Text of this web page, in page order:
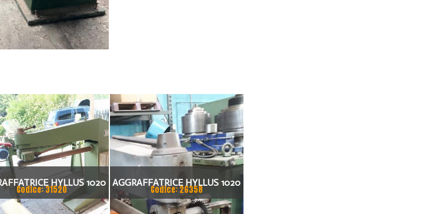
HYLLUS 1020
X 1 MM ANNO 2001
Codice: 31520
AGGRAFFATRICE HYLLUS 1020
X 1MM
Codice: 26358